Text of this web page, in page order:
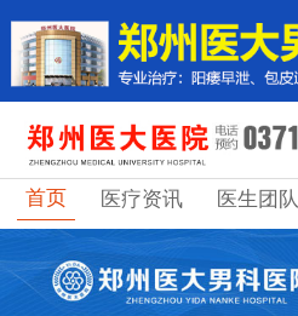
首页 医疗资讯 医生团队